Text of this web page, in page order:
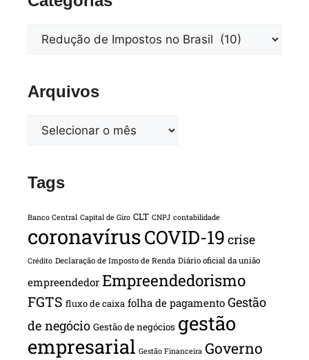
Arquivos
Tags
Banco Central Capital de Giro CLT CNPJ contabilidade
coronavírusCOVID-19 crise
Crédito Declaração de Imposto de Renda Diário oficial da união
empreendedor Empreendedorismo
FGTS fluxo de caixa folha de pagamento Gestão
de negócio Gestão de negócios gestão
empresarial Gestão Financeira Governo